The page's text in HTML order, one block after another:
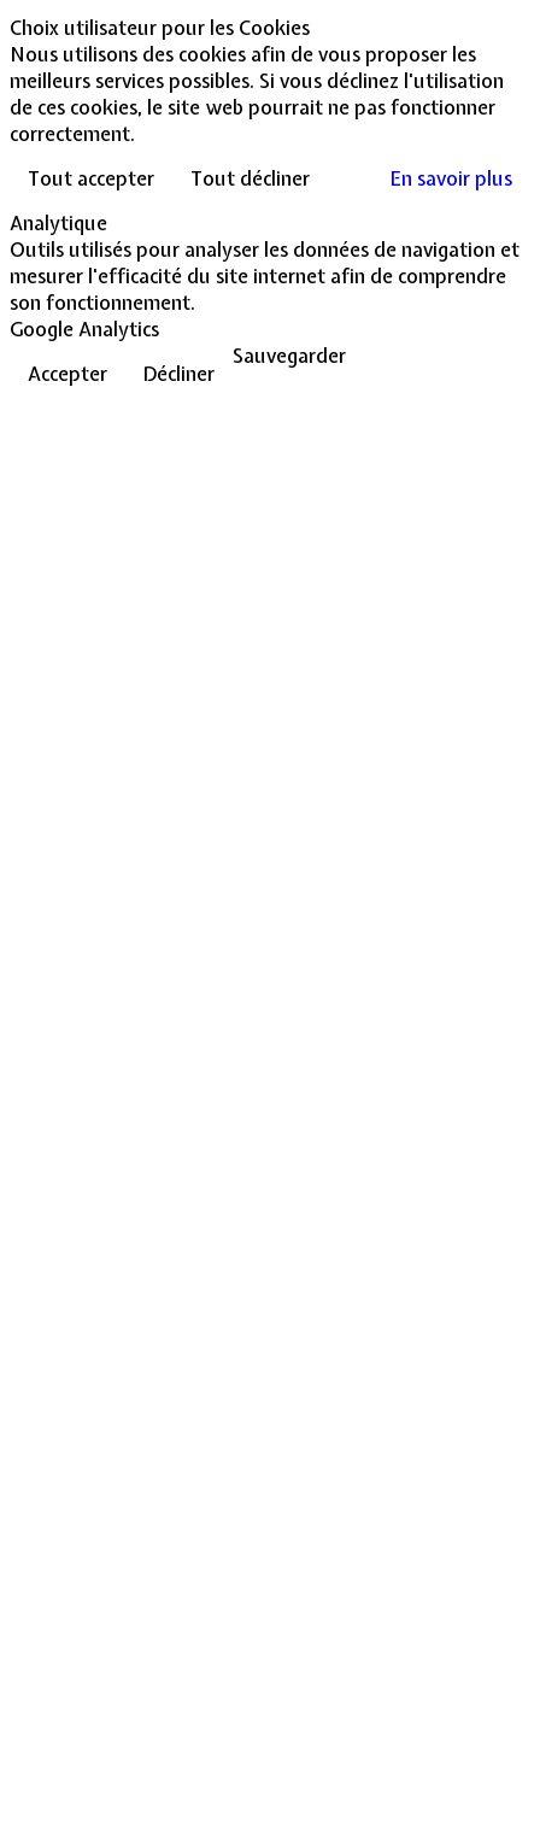
Choix utilisateur pour les Cookies
Nous utilisons des cookies afin de vous proposer les
meilleurs services possibles. Si vous déclinez l'utilisation
de ces cookies, le site web pourrait ne pas fonctionner
correctement.
Tout accepter
Tout décliner
En savoir plus
Analytique
Outils utilisés pour analyser les données de navigation et
mesurer l'efficacité du site internet afin de comprendre
son fonctionnement.
Google Analytics
Accepter
Décliner
Sauvegarder